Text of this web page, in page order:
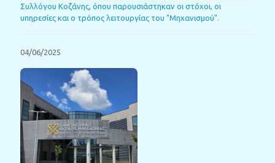
Συλλόγου Κοζάνης, όπου παρουσιάστηκαν οι στόχοι, οι
υπηρεσίες και ο τρόπος λειτουργίας του "Μηχανισμού".
04/06/2025